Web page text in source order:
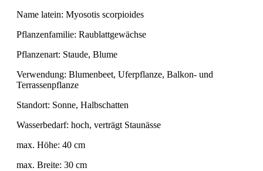
Name latein: Myosotis scorpioides
Pflanzenfamilie: Raublattgewächse
Pflanzenart: Staude, Blume
Verwendung: Blumenbeet, Uferpflanze, Balkon- und
Terrassenpflanze
Standort: Sonne, Halbschatten
Wasserbedarf: hoch, verträgt Staunässe
max. Höhe: 40 cm
max. Breite: 30 cm